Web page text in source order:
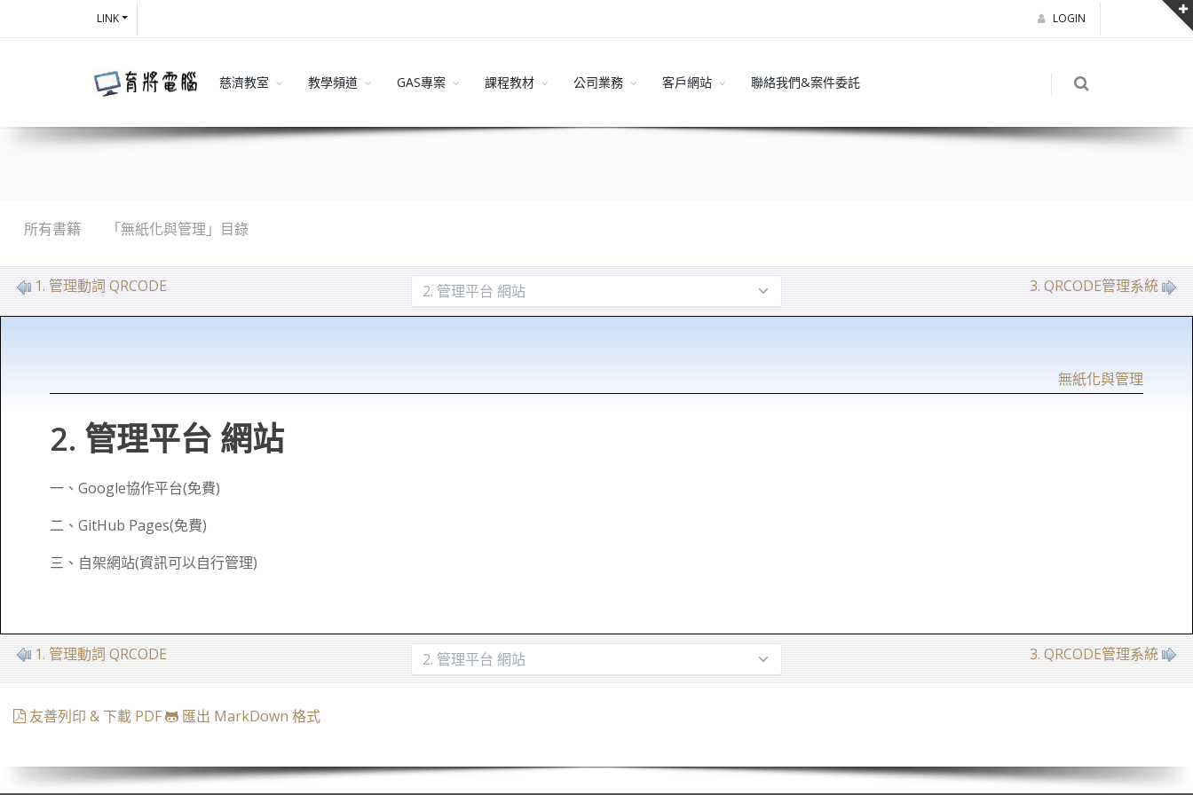
LOGIN
LINK
慈濟教室 教學頻道 GAS專案 課程教材 公司業務 客戶網站 聯絡我們&案件委託
所有書籍 「無紙化與管理」目錄
1. 管理動詞 QRCODE 3. QRCODE管理系統
無紙化與管理
2. 管理平台 網站
一、Google協作平台(免費)
二、GitHub Pages(免費)
三、自架網站(資訊可以自行管理)
1. 管理動詞 QRCODE 3. QRCODE管理系統
友善列印 & 下載 PDF 匯出 MarkDown 格式